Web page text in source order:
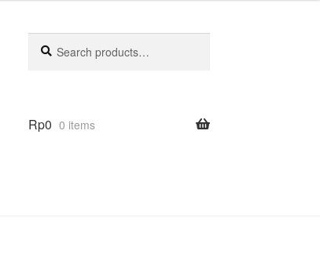
for:
Rp0 0 items